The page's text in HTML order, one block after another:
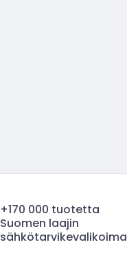
+170 000 tuotetta
Suomen laajin
sähkötarvikevalikoima